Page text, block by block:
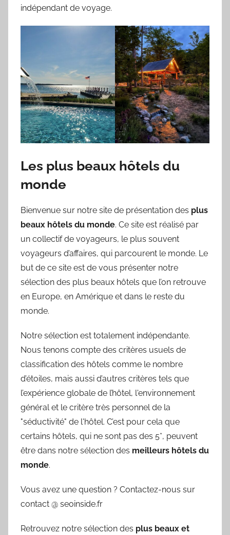
indépendant de voyage.
Les plus beaux hôtels du
monde
Bienvenue sur notre site de présentation des plus
beaux hôtels du monde. Ce site est réalisé par
un collectif de voyageurs, le plus souvent
voyageurs d’affaires, qui parcourent le monde. Le
but de ce site est de vous présenter notre
sélection des plus beaux hôtels que l’on retrouve
en Europe, en Amérique et dans le reste du
monde.
Notre sélection est totalement indépendante.
Nous tenons compte des critères usuels de
classification des hôtels comme le nombre
d’étoiles, mais aussi d’autres critères tels que
l’expérience globale de l’hôtel, l'environnement
général et le critère très personnel de la
"séductivité" de l'hôtel. C’est pour cela que
certains hôtels, qui ne sont pas des 5*, peuvent
être dans notre sélection des meilleurs hôtels du
monde.
Vous avez une question ? Contactez-nous sur
contact @ seoinside.fr
Retrouvez notre sélection des plus beaux et